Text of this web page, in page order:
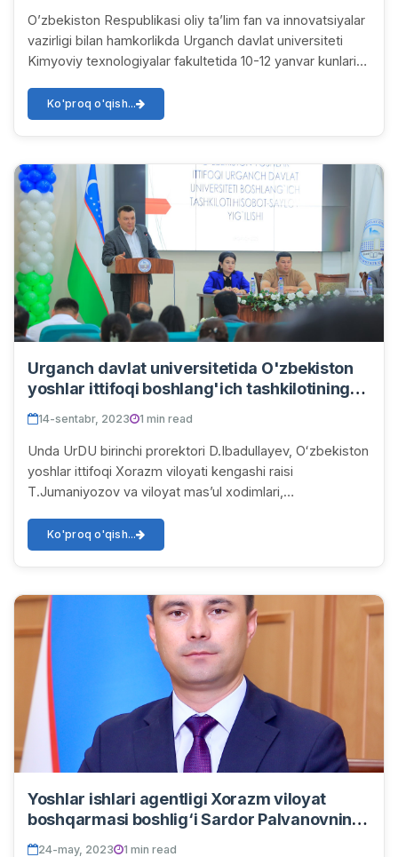
O’zbekiston Respublikasi oliy ta’lim fan va innovatsiyalar
vazirligi bilan hamkorlikda Urganch davlat universiteti
Kimyoviy texnologiyalar fakultetida 10-12 yanvar kunlari
Ko'proq o'qish...
Urganch davlat universitetida O'zbekiston
yoshlar ittifoqi boshlang'ich tashkilotining
hisobot-saylov yig'ilishi bo'lib o'tdi
14-sentabr, 2023 1 min read
Unda UrDU birinchi prorektori D.Ibadullayev, Oʻzbekiston
yoshlar ittifoqi Xorazm viloyati kengashi raisi
T.Jumaniyozov va viloyat masʼul xodimlari,
Ko'proq o'qish...
Yoshlar ishlari agentligi Xorazm viloyat
boshqarmasi boshlig‘i Sardor Palvanovning
Xorazm yoshlariga MUROJAATNOMASI
24-may, 2023 1 min read